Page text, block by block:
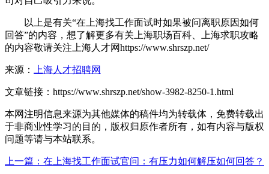
以上是有关“在上海找工作面试时如果被问离职原因如何
回答”的内容，想了解更多有关上海职场百科、上海求职攻略
的内容敬请关注上海人才网https://www.shrszp.net/
来源： 上海人才招聘网
文章链接： https://www.shrszp.net/show-3982-8250-1.html
本网注明信息来源为其他媒体的稿件均为转载体，免费转载出
于非商业性学习的目的，版权归原作者所有，如有内容与版权
问题等请与本站联系。
上一篇：在上海找工作面试官问：有压力如何解压如何回答？